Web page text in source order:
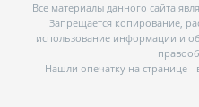
Все материалы данного сайта
Запрещается копирование,
использование информации и
Нашли опечатку на странице -